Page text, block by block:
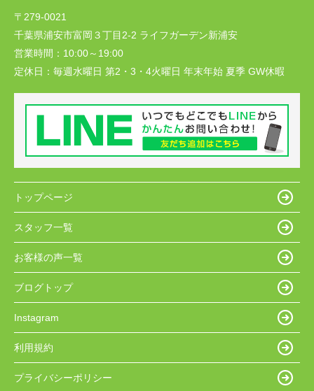
〒279-0021
千葉県浦安市富岡３丁目2-2 ライフガーデン新浦安
営業時間： 10:00～19:00
定休日： 毎週水曜日 第2・3・4火曜日 年末年始 夏季 GW休暇
トップページ
スタッフ一覧
お客様の声一覧
ブログトップ
Instagram
利用規約
プライバシーポリシー